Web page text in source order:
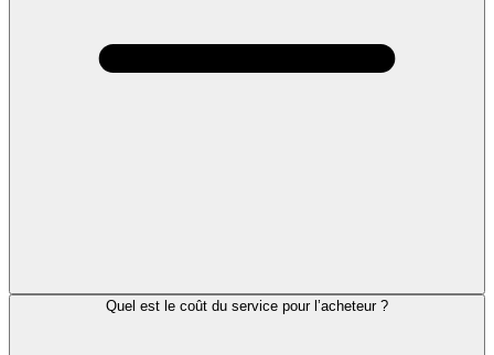
Quel est le coût du service pour l’acheteur ?